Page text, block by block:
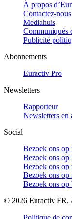
À propos
Contactez-nous
Mediahuis
Communiqués
Publicité
Abonnements
Euractiv Pro
Newsletters
Rapporteur
Newsletters en
Social
Bezoek ons op
Bezoek ons op
Bezoek ons op
Bezoek ons op
Bezoek ons op
© 2026 Euractiv FR.
Politique de